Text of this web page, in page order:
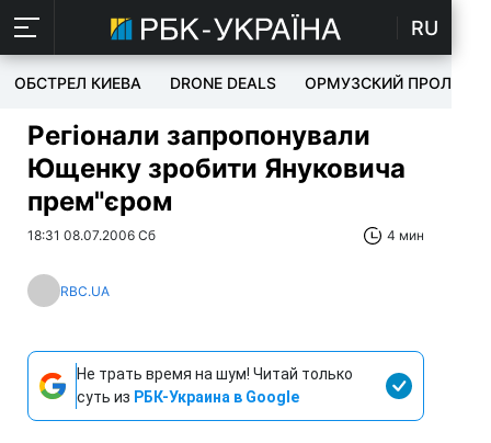
RU
ОБСТРЕЛ КИЕВА DRONE DEALS ОРМУЗСКИЙ ПРОЛИВ
Регіонали запропонували
Ющенку зробити Януковича
прем"єром
18:31 08.07.2006 Сб 4 мин
RBC.UA
Не трать время на шум! Читай только
суть из РБК-Украина в Google